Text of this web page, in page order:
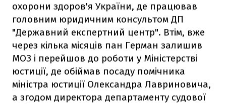
охорони здоров'я України, де працював
головним юридичним консультом ДП
"Державний експертний центр". Втім, вже
через кілька місяців пан Герман залишив
МОЗ і перейшов до роботи у Міністерстві
юстиції, де обіймав посаду помічника
міністра юстиції Олександра Лавриновича,
а згодом директора департаменту судової